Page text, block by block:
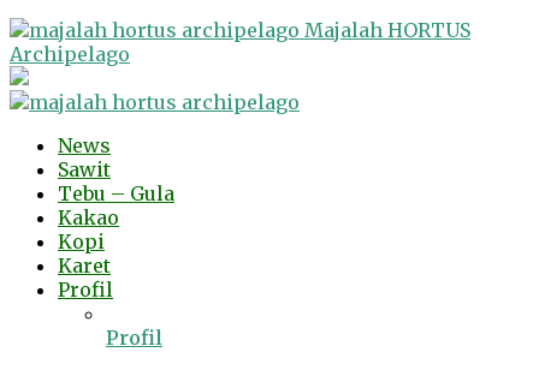
Majalah HORTUS
Archipelago
News
Sawit
Tebu – Gula
Kakao
Kopi
Karet
Profil
Profil